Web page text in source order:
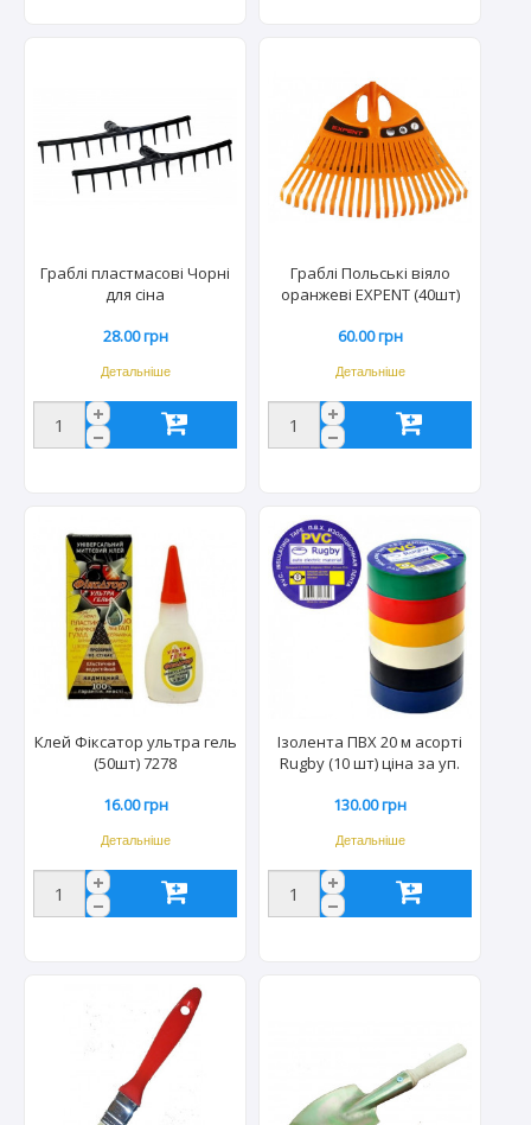
Граблі пластмасові Чорні
для сіна
28.00 грн
Детальніше
Граблі Польські віяло
оранжеві EXPENT (40шт)
60.00 грн
Детальніше
Клей Фіксатор ультра гель
(50шт) 7278
16.00 грн
Детальніше
Ізолента ПВХ 20 м асорті
Rugby (10 шт) ціна за уп.
130.00 грн
Детальніше